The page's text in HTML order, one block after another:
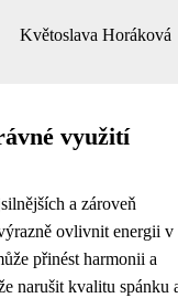
Květoslava Horáková
využití
a zároveň
ovlivnit energii v
přinést harmonii a
narušit kvalitu spánku